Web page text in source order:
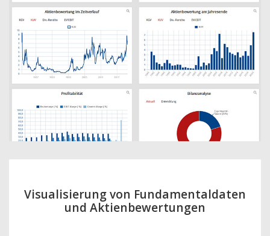
Visualisierung von Fundamentaldaten
und Aktienbewertungen